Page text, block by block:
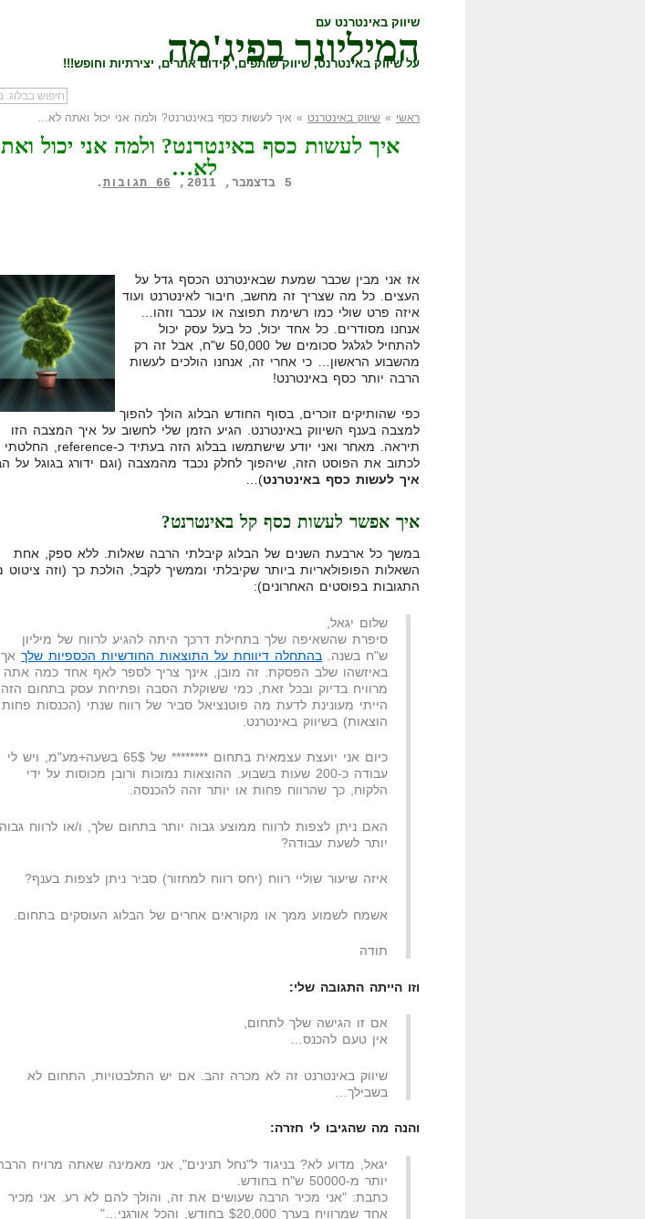
שיווק באינטרנט עם
המיליונר בפיג'מה
על שיווק באינטרנט, שיווק שותפים, קידום אתרים, יצירתיות וחופש!!!
לעמוד הראשי
הבלוג
ראשי » שיווק באינטרנט » איך לעשות כסף באינטרנט? ולמה אני יכול ואתה לא…
איך לעשות כסף באינטרנט? ולמה אני יכול
לא…
5 בדצמבר, 2011, 66 תגובות .
אז אני מבין שכבר שמעת שבאינטרנט הכסף גדל על
העצים. כל מה שצריך זה מחשב, חיבור לאינטרנט ועוד
איזה פרט שולי כמו רשימת תפוצה או עכבר וזהו…
אנחנו מסודרים. כל אחד יכול, כל בעל עסק יכול
להתחיל לגלגל סכומים של 50,000 ש"ח, אבל זה רק
מהשבוע הראשון… כי אחרי זה, אנחנו הולכים לעשות
הרבה יותר כסף באינטרנט!
כפי שהותיקים זוכרים, בסוף החודש הבלוג הולך להפוך
למצבה בענף השיווק באינטרנט. הגיע הזמן שלי לחשוב על איך המצבה הזו
תיראה. מאחר ואני יודע שישתמשו בבלוג הזה בעתיד כ-reference, החלטתי
לכתוב את הפוסט הזה, שיהפוך לחלק נכבד מהמצבה (וגם ידורג בגוגל על
איך לעשות כסף באינטרנט)…
איך אפשר לעשות כסף קל באינטרנט?
במשך כל ארבעת השנים של הבלוג קיבלתי הרבה שאלות. ללא ספק, אחת
השאלות הפופולאריות ביותר שקיבלתי וממשיך לקבל, הולכת כך (וזה
התגובות בפוסטים האחרונים):
שלום יגאל,
סיפרת שהשאיפה שלך בתחילת דרכך היתה להגיע לרווח של מיליון
ש"ח בשנה. בהתחלה דיווחת על התוצאות החודשיות הכספיות שלךאך
באיזשהו שלב הפסקת. זה מובן, אינך צריך לספר לאף אחד כמה אתה
מרוויח בדיוק ובכל זאת, כמי ששוקלת הסבה ופתיחת עסק בתחום הזה,
הייתי מעונינת לדעת מה פוטנציאל סביר של רווח שנתי (הכנסות פחות
הוצאות) בשיווק באינטרנט.
כיום אני יועצת עצמאית בתחום ******** של 65$ בשעה+מע"מ, ויש לי
עבודה כ-200 שעות בשבוע. ההוצאות נמוכות ורובן מכוסות על ידי
הלקוח, כך שהרווח פחות או יותר זהה להכנסה.
האם ניתן לצפות לרווח ממוצע גבוה יותר בתחום שלך, ו/או לרווח גבוה
יותר לשעת עבודה?
איזה שיעור שוליי רווח (יחס רווח למחזור) סביר ניתן לצפות בענף?
אשמח לשמוע ממך או מקוראים אחרים של הבלוג העוסקים בתחום.
תודה
וזו הייתה התגובה שלי:
אם זו הגישה שלך לתחום,
אין טעם להכנס…
שיווק באינטרנט זה לא מכרה זהב. אם יש התלבטויות, התחום לא
בשבילך…
והנה מה שהגיבו לי חזרה:
יגאל, מדוע לא? בניגוד ל"נחל תנינים", אני מאמינה שאתה מרויח
יותר מ-50000 ש"ח בחודש.
כתבת: "אני מכיר הרבה שעושים את זה, והולך להם לא רע. אני מכיר
אחד שמרוויח בערך $20,000 בחודש, והכל אורגני…"